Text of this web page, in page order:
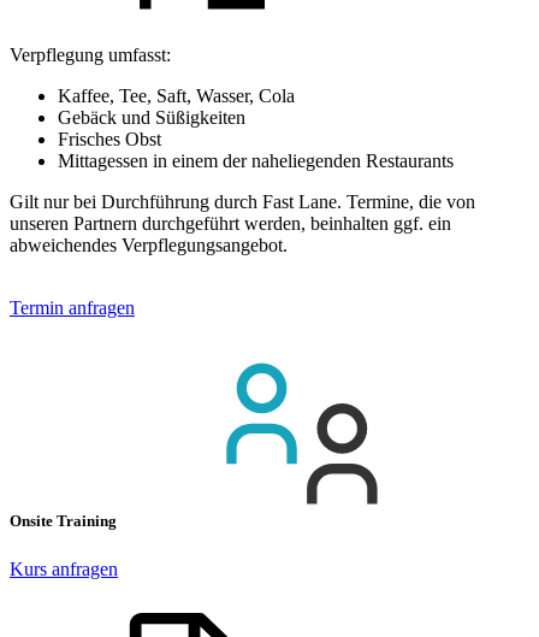
Verpflegung umfasst:
Kaffee, Tee, Saft, Wasser, Cola
Gebäck und Süßigkeiten
Frisches Obst
Mittagessen in einem der naheliegenden Restaurants
Gilt nur bei Durchführung durch Fast Lane. Termine, die von
unseren Partnern durchgeführt werden, beinhalten ggf. ein
abweichendes Verpflegungsangebot.
Termin anfragen
Onsite Training
Kurs anfragen